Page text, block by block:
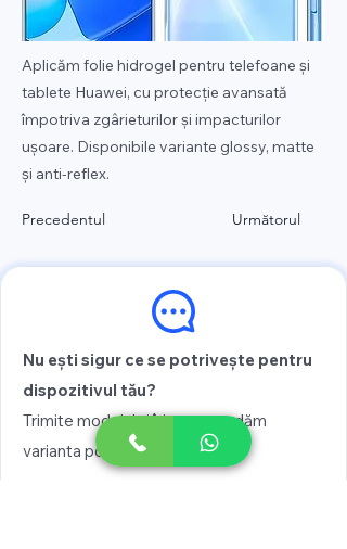
Aplicăm folie hidrogel pentru telefoane și
tablete Huawei, cu protecție avansată
împotriva zgârieturilor și impacturilor
ușoare. Disponibile variante glossy, matte
și anti-reflex.
Precedentul Următorul
Nu ești sigur ce se potrivește pentru
dispozitivul tău?
Trimite modelul și îți recomandăm
varianta potrivită